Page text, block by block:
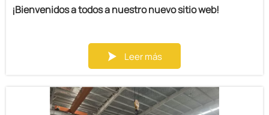
¡Bienvenidos a todos a nuestro nuevo sitio web!
 Leer más